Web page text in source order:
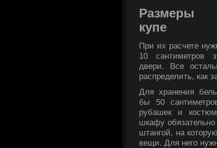
Размеры
купе
При их расчете
10 сантиметров
двери. Все
распределить, как
Для хранения
бы 50
рубашек и
шкафу
штангой, на
вещи. Для него